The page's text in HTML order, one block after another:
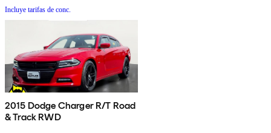
Incluye tarifas de conc.
2015 Dodge Charger R/T Road
& Track RWD